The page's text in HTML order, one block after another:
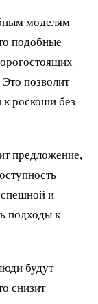
моделям
подобные
позволит
роскоши без
предложение,
и
подходы к
будут
снизит